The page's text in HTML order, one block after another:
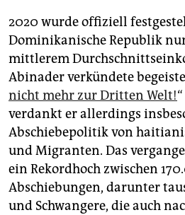
2020 wurde offiziell
Dominikanische Republik
mittlerem
Abinader verkündete
nicht mehr zur Dritten Welt!
verdankt er allerdings
Abschiebepolitik von
und Migranten. Das
ein Rekordhoch zwischen
Abschiebungen, darunter
und Schwangere, die auch